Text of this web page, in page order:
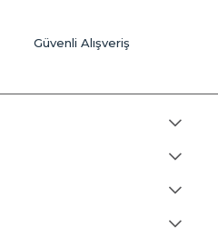
Güvenli Alışveriş